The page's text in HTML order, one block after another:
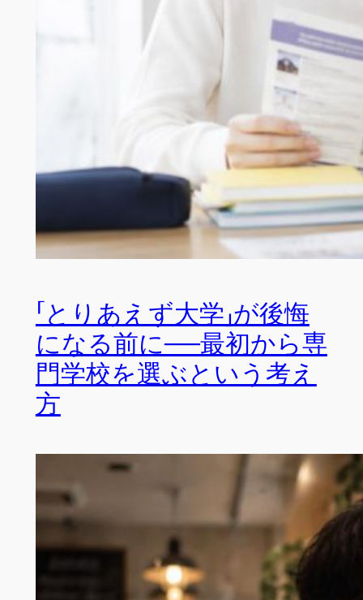
「とりあえず大学」が後悔
になる前に──最初から専
門学校を選ぶという考え
方